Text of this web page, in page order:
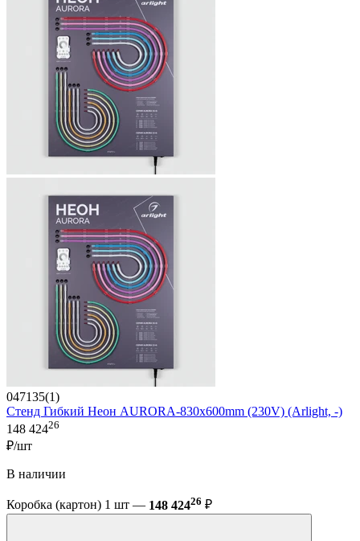
047135(1)
Стенд Гибкий Неон AURORA-830x600mm (230V) (Arlight, -)
148 42426
₽/шт
В наличии
Коробка (картон) 1 шт — 148 42426 ₽